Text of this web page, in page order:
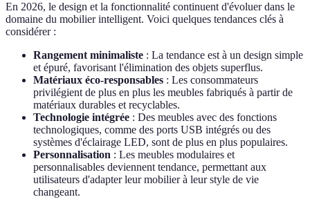
En 2026, le design et la fonctionnalité continuent d'évoluer dans le
domaine du mobilier intelligent. Voici quelques tendances clés à
considérer :
Rangement minimaliste : La tendance est à un design simple
et épuré, favorisant l'élimination des objets superflus.
Matériaux éco-responsables : Les consommateurs
privilégient de plus en plus les meubles fabriqués à partir de
matériaux durables et recyclables.
Technologie intégrée : Des meubles avec des fonctions
technologiques, comme des ports USB intégrés ou des
systèmes d'éclairage LED, sont de plus en plus populaires.
Personnalisation : Les meubles modulaires et
personnalisables deviennent tendance, permettant aux
utilisateurs d'adapter leur mobilier à leur style de vie
changeant.